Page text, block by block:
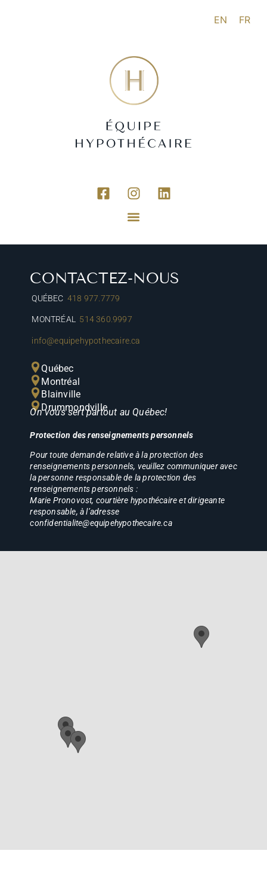
EN FR
CONTACTEZ-NOUS
QUÉBEC 418 977.7779
MONTRÉAL 514 360.9997
info@equipehypothecaire.ca
Québec
Montréal
Blainville
Drummondville
On vous sert partout au Québec!
Protection des renseignements personnels
Pour toute demande relative à la protection des
renseignements personnels, veuillez communiquer avec
la personne responsable de la protection des
renseignements personnels :
Marie Pronovost, courtière hypothécaire et dirigeante
responsable, à l’adresse
confidentialite@equipehypothecaire.ca